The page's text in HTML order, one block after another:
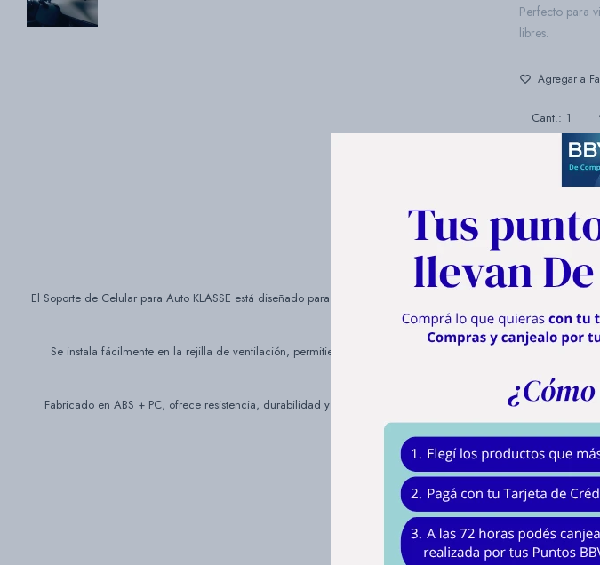
Perfecto para
libres.
1
Mantené tu celular siempre a la vista,
El Soporte de Celular para Auto KLASSE está diseñado para brindarte una experiencia de manejo cómoda y
apoyás, sin botones ni
Se instala fácilmente en la rejilla de ventilación, permitiendo colocar o retirar el celular con una sola
llamadas en
Fabricado en ABS + PC, ofrece resistencia, durabilidad y un agarre confiable, mientras que su
Ajuste inteligente,